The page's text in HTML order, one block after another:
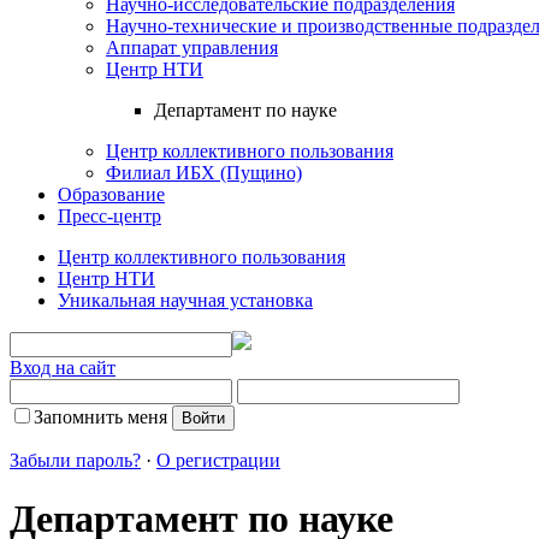
Научно-технические и производственные
Аппарат управления
Центр НТИ
Департамент по науке
Центр коллективного пользования
Филиал ИБХ (Пущино)
Образование
Пресс-центр
Центр коллективного пользования
Центр НТИ
Уникальная научная установка
Вход на сайт
Запомнить меня
Забыли пароль? · О регистрации
Департамент по науке